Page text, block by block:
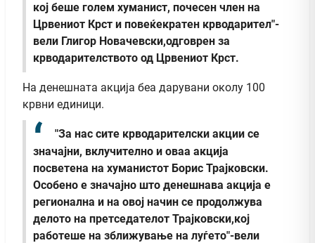
кој беше голем хуманист, почесен член на
Црвениот Крст и повеќекратен крводарител"-
вели Глигор Новачевски,одговрен за
крводарителството од Црвениот Крст.
На денешната акција беа дарувани околу 100
крвни единици.
"За нас сите крводарителски акции се
значајни, вклучително и оваа акција
посветена на хуманистот Борис Трајковски.
Особено е значајно што денешнава акција е
регионална и на овој начин се продолжува
делото на претседателот Трајковски,кој
работеше на зближување на луѓето"-вели